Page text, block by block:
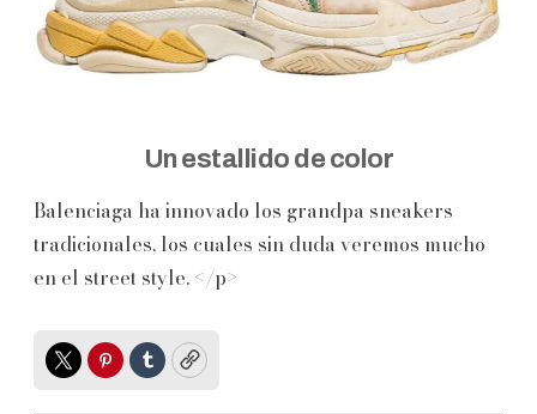
Un estallido de color
Balenciaga ha innovado los grandpa sneakers
tradicionales, los cuales sin duda veremos mucho
en el street style. </p>
TwitterPinterest
TumblrCopy